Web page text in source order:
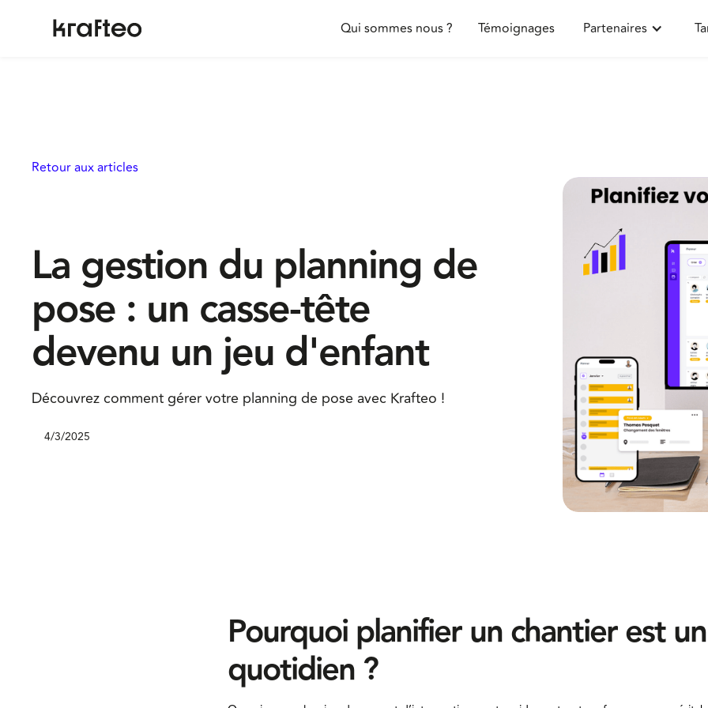
Qui sommes nous ? Témoignages Partenaires
Retour aux articles
La gestion du planning de
pose : un casse-tête
devenu un jeu d'enfant
Découvrez comment gérer votre planning de pose avec Krafteo !
4/3/2025
Pourquoi planifier un chantier est
quotidien ?